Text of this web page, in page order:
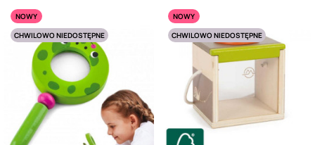
NOWY
CHWILOWO NIEDOSTĘPNE
NOWY
CHWILOWO NIEDOSTĘPNE